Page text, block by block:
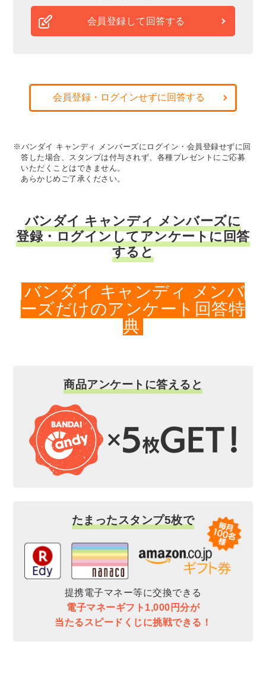
会員登録して回答する
会員登録・ログインせずに回答する
※バンダイ キャンディ メンバーズにログイン・会員登録せずに回
答した場合、スタンプは付与されず、各種プレゼントにご応募
いただくことはできません。
あらかじめご了承ください。
バンダイ キャンディ メンバーズに
登録・ログインしてアンケートに回答
すると
バンダイ キャンディ メンバ
ーズだけのアンケート回答特
典
商品アンケートに答えると
たまったスタンプ5枚で
提携電子マネー等に交換できる
電子マネーギフト1,000円分が
当たるスピードくじに挑戦できる！